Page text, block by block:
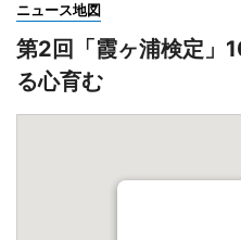
ニュース地図
第2回「霞ヶ浦検定」
る心育む